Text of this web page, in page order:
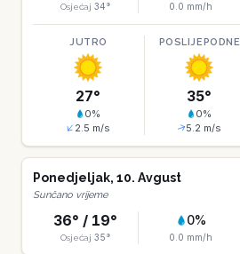
Osjećaj 34° 0.0 mm/h
JUTRO
27°
0%
2.5 m/s
POSLIJEPODNE
35°
0%
5.2 m/s
Ponedjeljak, 10. Avgust
Sunčano vrijeme
36° / 19°
Osjećaj 35°
0%
0.0 mm/h